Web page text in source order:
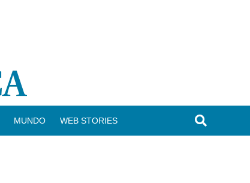
MUNDO WEB STORIES